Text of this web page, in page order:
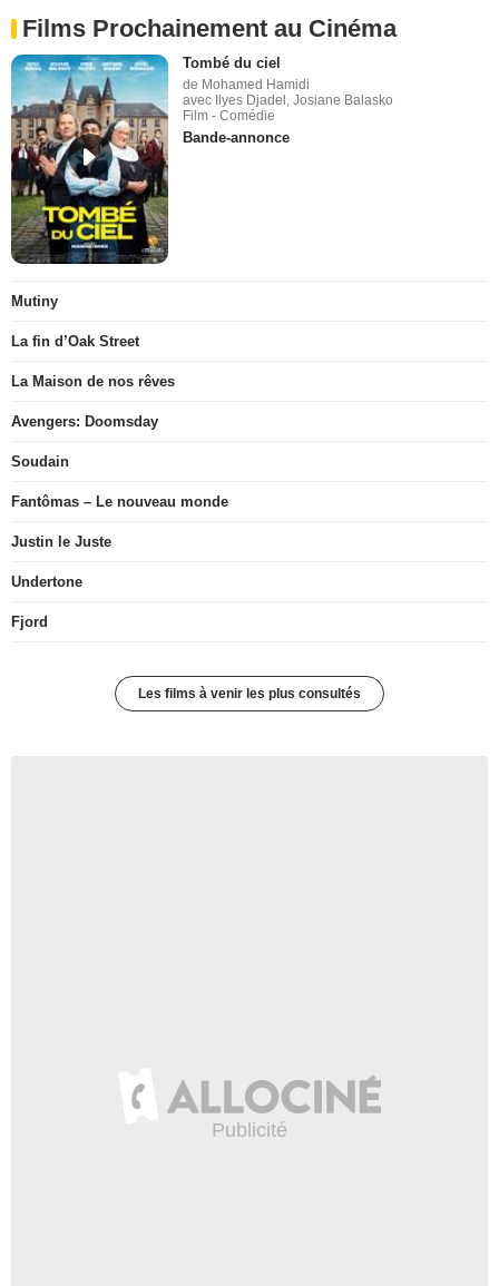
Films Prochainement au Cinéma
Tombé du ciel
de Mohamed Hamidi
avec Ilyes Djadel, Josiane Balasko
Film - Comédie
Bande-annonce
Mutiny
La fin d’Oak Street
La Maison de nos rêves
Avengers: Doomsday
Soudain
Fantômas – Le nouveau monde
Justin le Juste
Undertone
Fjord
Les films à venir les plus consultés